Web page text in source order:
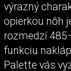
výrazný
opierkou nôh
rozmedzí
funkciu
Palette vás